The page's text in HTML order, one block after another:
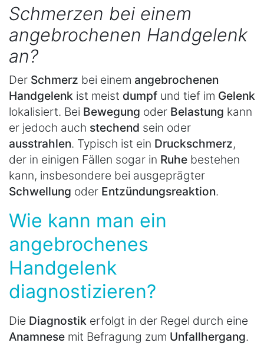
Schmerzen bei einem
angebrochenen Handgelenk
an?
Der Schmerz bei einem angebrochenen
Handgelenk ist meist dumpf und tief im Gelenk
lokalisiert. Bei Bewegung oder Belastung kann
er jedoch auch stechend sein oder
ausstrahlen. Typisch ist ein Druckschmerz,
der in einigen Fällen sogar in Ruhe bestehen
kann, insbesondere bei ausgeprägter
Schwellung oder Entzündungsreaktion.
Wie kann man ein
angebrochenes
Handgelenk
diagnostizieren?
Die Diagnostik erfolgt in der Regel durch eine
Anamnese mit Befragung zum Unfallhergang.